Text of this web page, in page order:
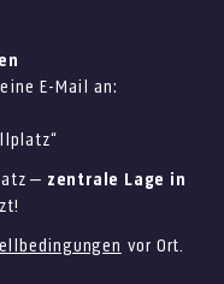
E-Mail an:
– zentrale Lage in
vor Ort.